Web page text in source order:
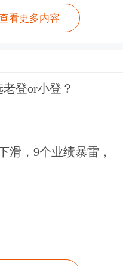
品。
成为了
年成立的在线零
金新买进最多的
最为熟悉的公司
看更多内容
登or小登？
滑，9个业绩暴雷，